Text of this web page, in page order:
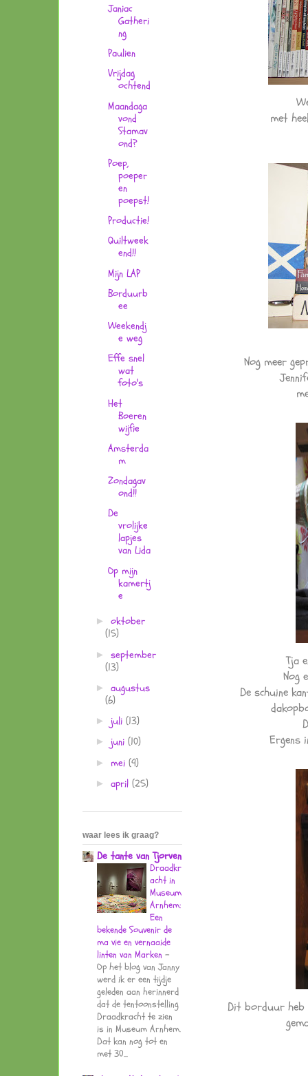
met
Nog meer
Tja
Nog
De schuine
Ergens
Dit borduur heb
Janiac
Gatheri
ng
Paulien
Vrijdag
ochtend
Maandaga
vond
Stamav
ond?
Poep,
poeper
en
poepst!
Productie!
Quiltweek
end!!
Mijn LAP
Borduurb
ee
Weekendj
e weg
Effe snel
wat
foto's
Het
Boeren
wijfie
Amsterda
m
Zondagav
ond!!
De
vrolijke
lapjes
van Lida
Op mijn
kamertj
e
► oktober
(15)
► september
(13)
► augustus
(6)
► juli (13)
► juni (10)
► mei (9)
► april (25)
waar lees ik graag?
De tante van Tjorven
Draadkr
acht in
Museum
Arnhem:
Een
bekende Souvenir de
ma vie en vernaaide
linten van Marken -
Op het blog van Janny
werd ik er een tijdje
geleden aan herinnerd
dat de tentoonstelling
Draadkracht te zien
is in Museum Arnhem.
Dat kan nog tot en
met 30...